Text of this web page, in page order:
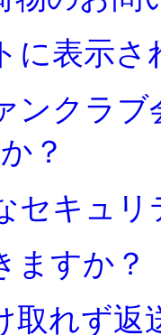
に表示
ンクラ
？
セキュ
ますか？
取れず返